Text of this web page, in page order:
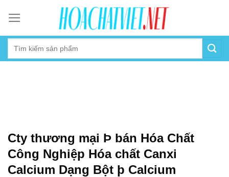
content
Cty thương mại Þ bán Hóa Chất
Công Nghiệp Hóa chất Canxi
Calcium Dạng Bột þ Calcium